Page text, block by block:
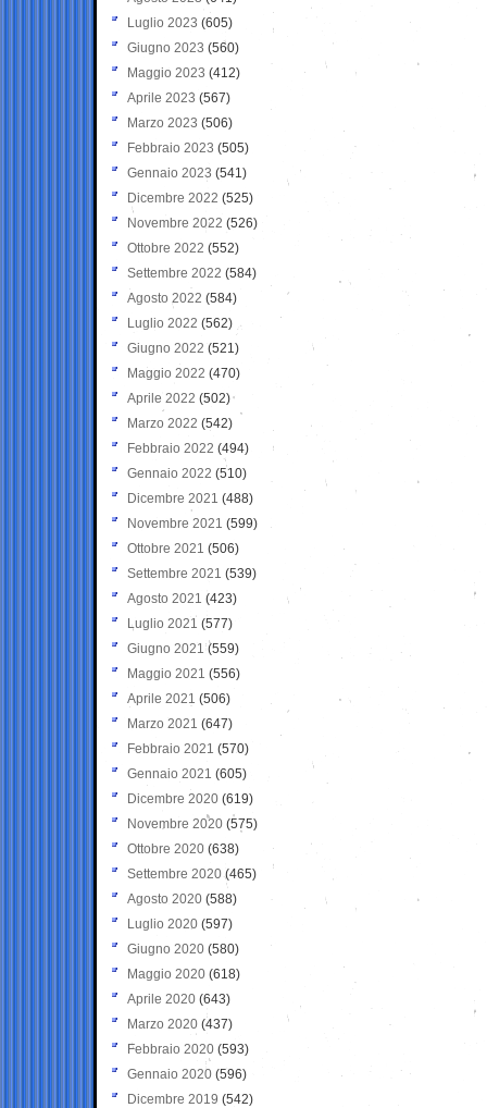
Luglio 2023 (605)
Giugno 2023 (560)
Maggio 2023 (412)
Aprile 2023 (567)
Marzo 2023 (506)
Febbraio 2023 (505)
Gennaio 2023 (541)
Dicembre 2022 (525)
Novembre 2022 (526)
Ottobre 2022 (552)
Settembre 2022 (584)
Agosto 2022 (584)
Luglio 2022 (562)
Giugno 2022 (521)
Maggio 2022 (470)
Aprile 2022 (502)
Marzo 2022 (542)
Febbraio 2022 (494)
Gennaio 2022 (510)
Dicembre 2021 (488)
Novembre 2021 (599)
Ottobre 2021 (506)
Settembre 2021 (539)
Agosto 2021 (423)
Luglio 2021 (577)
Giugno 2021(559)
Maggio 2021 (556)
Aprile 2021 (506)
Marzo 2021 (647)
Febbraio 2021 (570)
Gennaio 2021 (605)
Dicembre 2020 (619)
Novembre 2020 (575)
Ottobre 2020 (638)
Settembre 2020(465)
Agosto 2020 (588)
Luglio 2020 (597)
Giugno 2020 (580)
Maggio 2020 (618)
Aprile 2020 (643)
Marzo 2020 (437)
Febbraio 2020 (593)
Gennaio 2020 (596)
Dicembre 2019 (542)